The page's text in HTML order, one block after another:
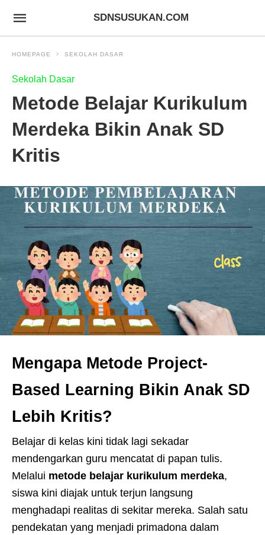
SDNSUSUKAN.COM
HOMEPAGE SEKOLAH DASAR
Sekolah Dasar
Metode Belajar Kurikulum
Merdeka Bikin Anak SD
Kritis
Mengapa Metode Project-
Based Learning Bikin Anak SD
Lebih Kritis?
Belajar di kelas kini tidak lagi sekadar
mendengarkan guru mencatat di papan tulis.
Melalui metode belajar kurikulum merdeka,
siswa kini diajak untuk terjun langsung
menghadapi realitas di sekitar mereka. Salah satu
pendekatan yang menjadi primadona dalam